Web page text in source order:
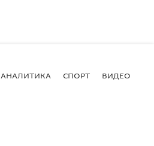
АНАЛИТИКА СПОРТ ВИДЕО